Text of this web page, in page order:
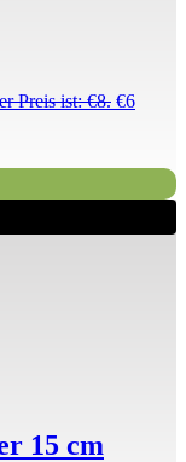
Preis ist: €8. €6
15 cm